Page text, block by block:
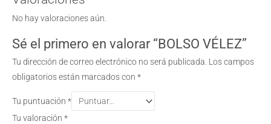
No hay valoraciones aún.
Sé el primero en valorar “BOLSO VÉLEZ”
Tu dirección de correo electrónico no será publicada. Los campos
obligatorios están marcados con *
Tu puntuación *
Tu valoración *